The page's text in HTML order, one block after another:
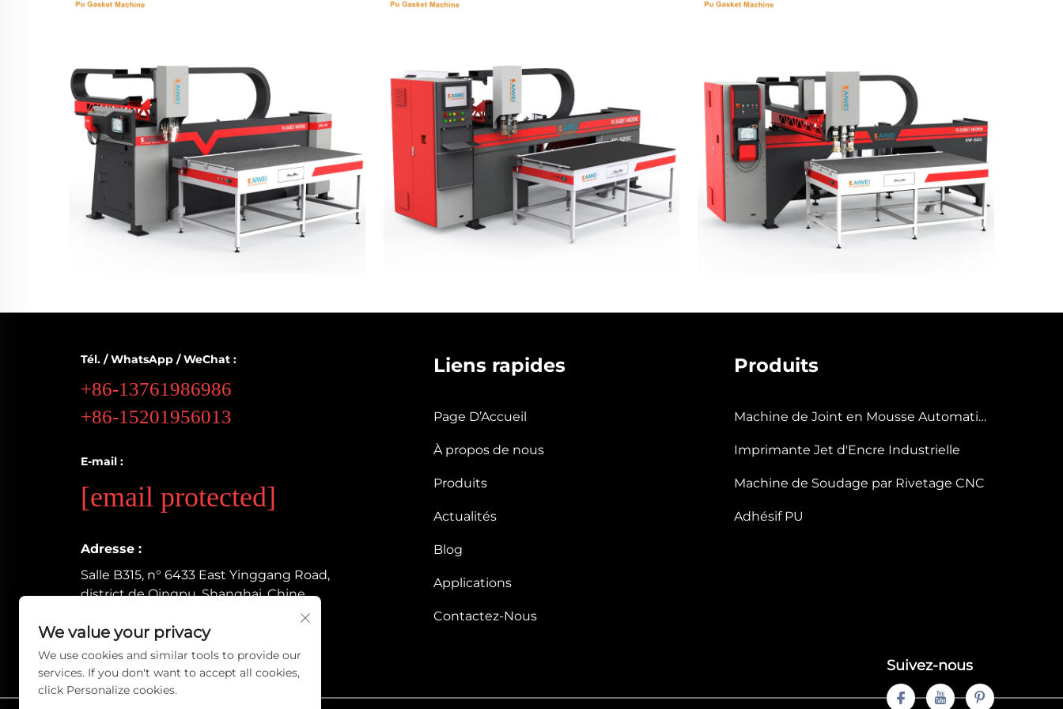
Tél. / WhatsApp / WeChat :
+86-13761986986
+86-15201956013
E-mail :
[email protected]
Adresse :
Salle B315, n° 6433 East Yinggang Road,
district de Qingpu, Shanghai, Chine
Liens rapides
Page D’Accueil
À propos de nous
Produits
Actualités
Blog
Applications
Contactez-Nous
Produits
Machine de Joint en Mousse Automatique
Imprimante Jet d'Encre Industrielle
Machine de Soudage par Rivetage CNC
Adhésif PU
Suivez-nous
We value your privacy
We use cookies and similar tools to provide our
services. If you don't want to accept all cookies,
click Personalize cookies.